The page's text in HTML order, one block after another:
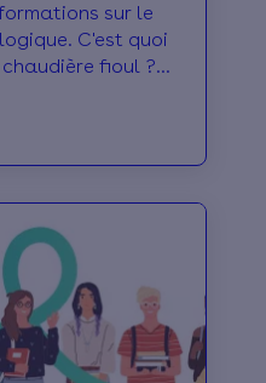
sur le
C'est quoi
fioul ?